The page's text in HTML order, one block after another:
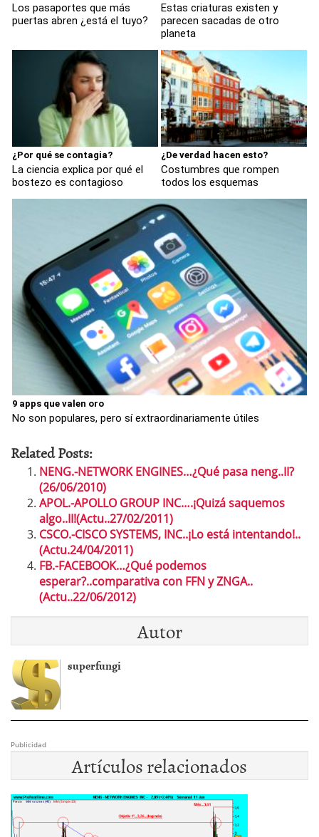
Los pasaportes que más
puertas abren ¿está el tuyo?
Estas criaturas existen y
parecen sacadas de otro
planeta
¿Por qué se contagia?
La ciencia explica por qué el
bostezo es contagioso
¿De verdad hacen esto?
Costumbres que rompen
todos los esquemas
9 apps que valen oro
No son populares, pero sí extraordinariamente útiles
Related Posts:
NENG.-NETWORK ENGINES…¿Qué pasa neng..II?
(26/06/2010)
APOL.-APOLLO GROUP INC….¡Quizá saquemos
algo..II!(Actu..27/02/2011)
CSCO.-CISCO SYSTEMS, INC..¡Lo está intentando!..
(Actu.24/04/2011)
FB.-FACEBOOK…¿Qué podemos
esperar?..comparativa con FFN y ZNGA..
(Actu..22/06/2012)
Autor
superfungi
Publicidad
Artículos relacionados